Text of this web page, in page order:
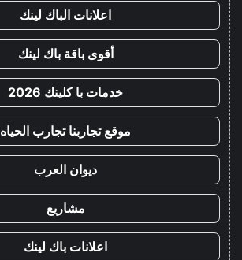
اعلانات الباك لينك
أقوى باقة باك لينك
خدمات با كلينك 2026
موقع تجاربنا تجارب الحياه
ديوان العرب
مشاريع
اعلانات باك لينك